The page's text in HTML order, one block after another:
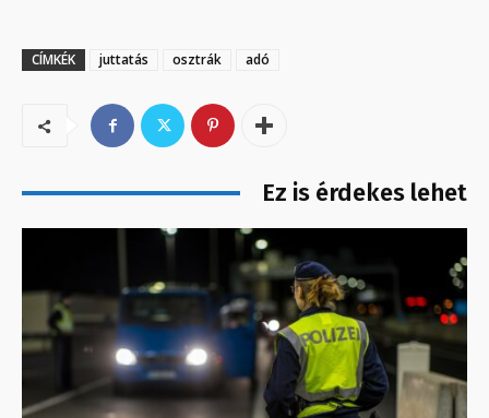
CÍMKÉK juttatás osztrák adó
Ez is érdekes lehet